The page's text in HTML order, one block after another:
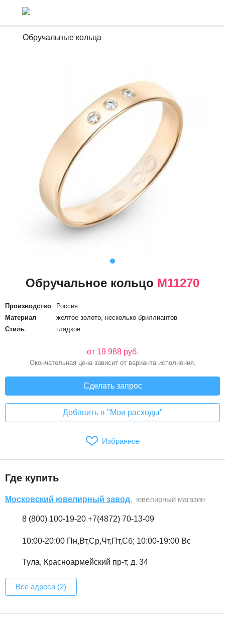
Обручальные кольца
Обручальное кольцо М11270
Производство
Россия
Материал
желтое золото, несколько бриллиантов
Стиль
гладкое
от 19 988 руб.
Окончательная цена зависит от варианта исполнения.
Сделать запрос
Добавить в "Мои расходы"
Избранное
Где купить
Московский ювелирный завод, ювелирный магазин
8 (800) 100-19-20 +7(4872) 70-13-09
10:00-20:00 Пн,Вт,Ср,Чт,Пт,Сб; 10:00-19:00 Вс
Тула, Красноармейский пр-т, д. 34
Все адреса (2)